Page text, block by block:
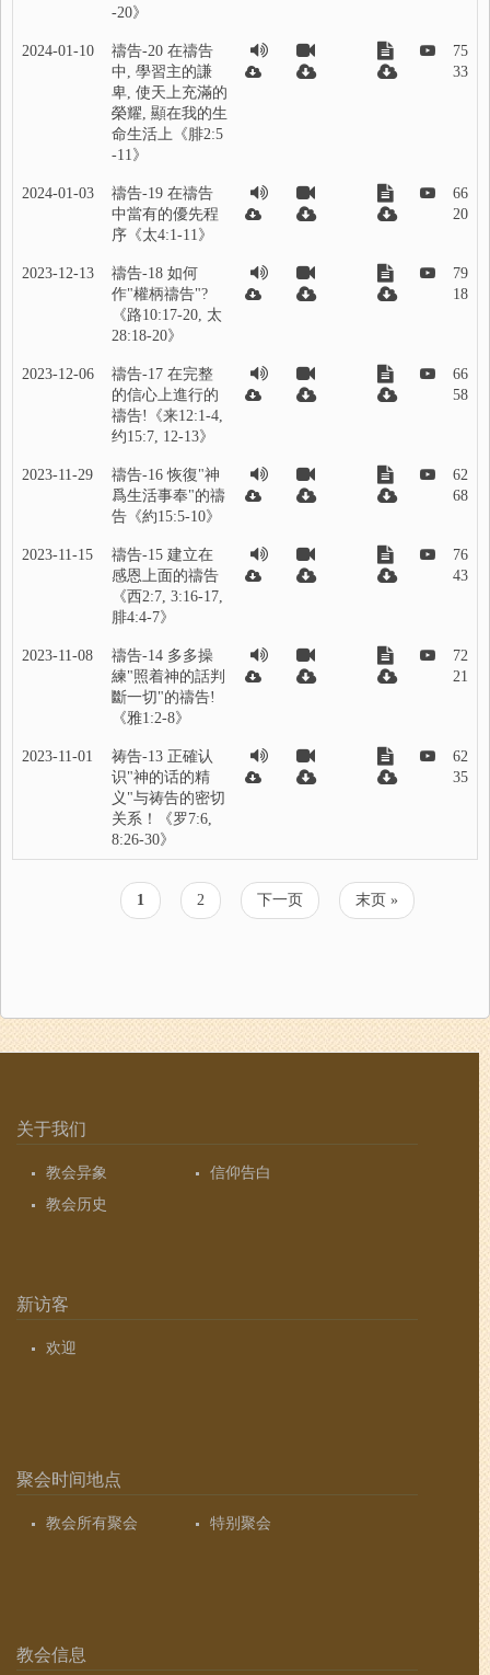
-20》
2024-01-10
禱告-20 在禱告
中, 學習主的謙
卑, 使天上充滿的
榮耀, 顯在我的生
命生活上《腓2:5
-11》
75
33
2024-01-03
禱告-19 在禱告
中當有的優先程
序《太4:1-11》
66
20
2023-12-13
禱告-18 如何
作"權柄禱告"?
《路10:17-20, 太
28:18-20》
79
18
2023-12-06
禱告-17 在完整
的信心上進行的
禱告!《来12:1-4,
约15:7, 12-13》
66
58
2023-11-29
禱告-16 恢復"神
爲生活事奉"的禱
告《約15:5-10》
62
68
2023-11-15
禱告-15 建立在
感恩上面的禱告
《西2:7, 3:16-17,
腓4:4-7》
76
43
2023-11-08
禱告-14 多多操
練"照着神的話判
斷一切"的禱告!
《雅1:2-8》
72
21
2023-11-01
祷告-13 正確认
识"神的话的精
义"与祷告的密切
关系！《罗7:6,
8:26-30》
62
35
当
前
1
页
面
2
下
一
下一页
末
页
末页 »
关于我们
教会异象
信仰告白
教会历史
新访客
欢迎
聚会时间地点
教会所有聚会 特别聚会
教会信息